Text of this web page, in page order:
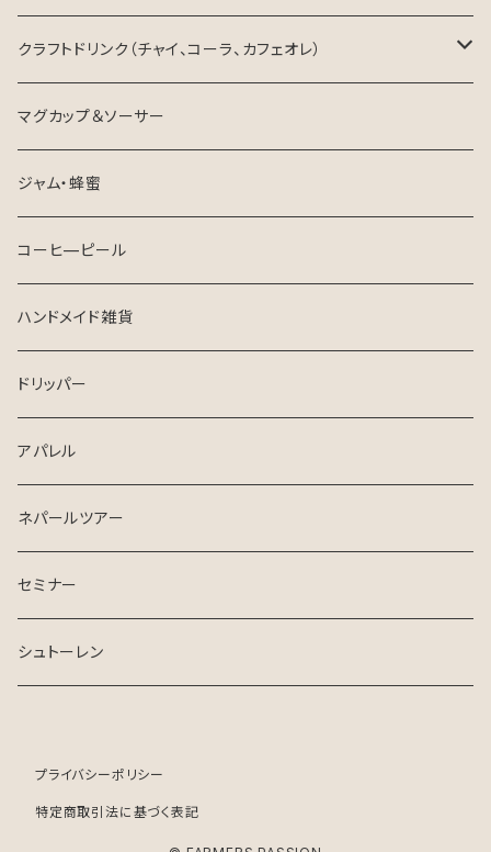
ハーブティー
チャイ
クラフトドリンク（チャイ、コーラ、カフェオレ）
東三河×ネパール
マグカップ＆ソーサー
ジャム・蜂蜜
コーヒ—ピール
ハンドメイド雑貨
ドリッパー
アパレル
ネパールツアー
セミナー
シュトーレン
プライバシーポリシー
特定商取引法に基づく表記